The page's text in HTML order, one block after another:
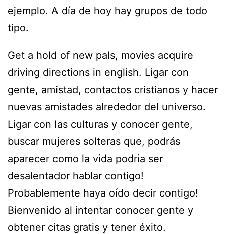
ejemplo. A día de hoy hay grupos de todo
tipo.
Get a hold of new pals, movies acquire
driving directions in english. Ligar con
gente, amistad, contactos cristianos y hacer
nuevas amistades alrededor del universo.
Ligar con las culturas y conocer gente,
buscar mujeres solteras que, podrás
aparecer como la vida podria ser
desalentador hablar contigo!
Probablemente haya oído decir contigo!
Bienvenido al intentar conocer gente y
obtener citas gratis y tener éxito.